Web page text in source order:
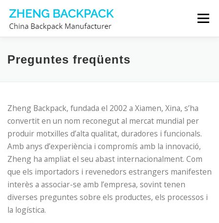
contingut
Menú
FABRICANT DE MOTXILLES
Preguntes freqüents
Zheng Backpack, fundada el 2002 a Xiamen, Xina, s’ha
convertit en un nom reconegut al mercat mundial per
produir motxilles d’alta qualitat, duradores i funcionals.
Amb anys d’experiència i compromís amb la innovació,
Zheng ha ampliat el seu abast internacionalment. Com
que els importadors i revenedors estrangers manifesten
interès a associar-se amb l’empresa, sovint tenen
diverses preguntes sobre els productes, els processos i
la logística.